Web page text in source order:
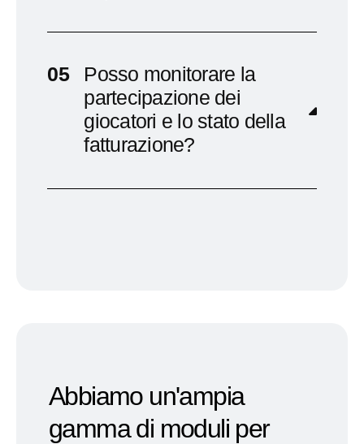
Posso monitorare la
partecipazione dei
giocatori e lo stato della
fatturazione?
Abbiamo un'ampia
gamma di moduli per